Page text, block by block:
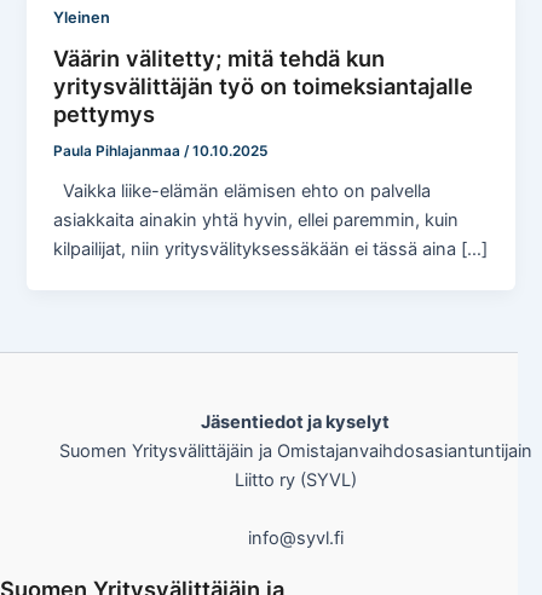
Yleinen
Väärin välitetty; mitä tehdä kun
yritysvälittäjän työ on toimeksiantajalle
pettymys
Paula Pihlajanmaa/10.10.2025
Vaikka liike-elämän elämisen ehto on palvella
asiakkaita ainakin yhtä hyvin, ellei paremmin, kuin
kilpailijat, niin yritysvälityksessäkään ei tässä aina […]
Jäsentiedot ja kyselyt
Suomen Yritysvälittäjäin ja Omistajanvaihdosasiantuntijain
Liitto ry (SYVL)
info@syvl.fi
Suomen Yritysvälittäjäin ja